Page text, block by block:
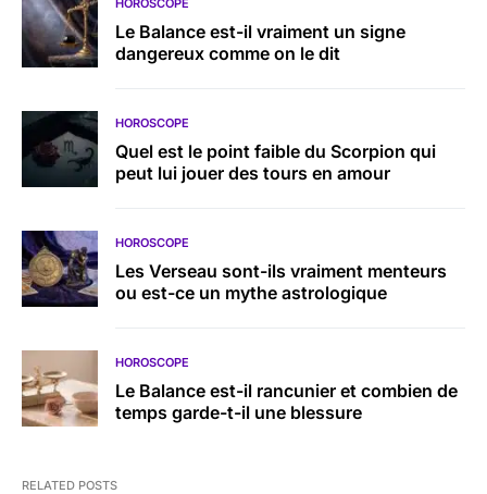
HOROSCOPE
Le Balance est-il vraiment un signe
dangereux comme on le dit
HOROSCOPE
Quel est le point faible du Scorpion qui
peut lui jouer des tours en amour
HOROSCOPE
Les Verseau sont-ils vraiment menteurs
ou est-ce un mythe astrologique
HOROSCOPE
Le Balance est-il rancunier et combien de
temps garde-t-il une blessure
RELATED POSTS